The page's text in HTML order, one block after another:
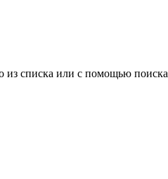
из списка или с помощью поиска